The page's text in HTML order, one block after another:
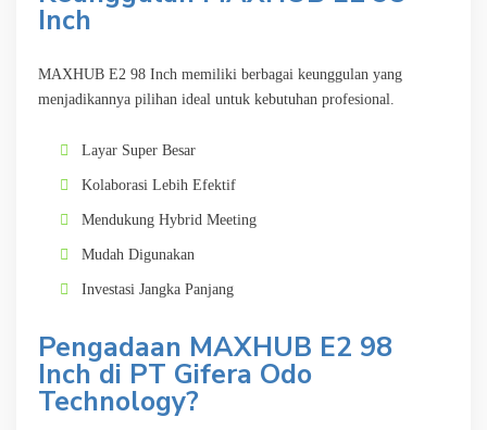
Inch
MAXHUB E2 98 Inch memiliki berbagai keunggulan yang
menjadikannya pilihan ideal untuk kebutuhan profesional.
Layar Super Besar
Kolaborasi Lebih Efektif
Mendukung Hybrid Meeting
Mudah Digunakan
Investasi Jangka Panjang
Pengadaan MAXHUB E2 98
Inch di PT Gifera Odo
Technology?